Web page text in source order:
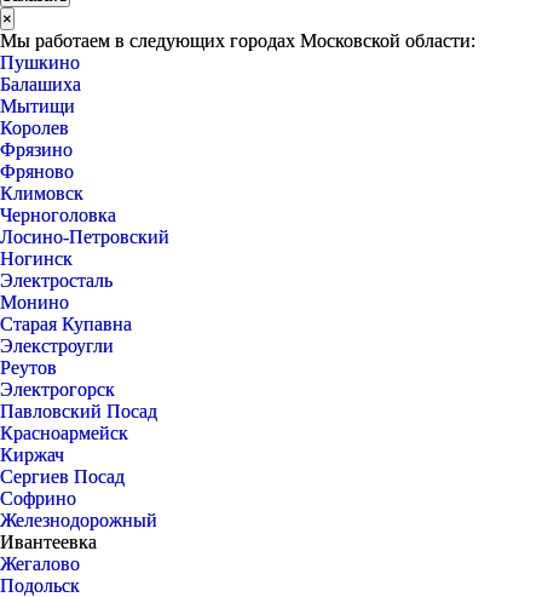
×
Мы работаем в следующих городах Московской области:
Пушкино
Балашиха
Мытищи
Королев
Фрязино
Фряново
Климовск
Черноголовка
Лосино-Петровский
Ногинск
Электросталь
Монино
Старая Купавна
Элекстроугли
Реутов
Электрогорск
Павловский Посад
Красноармейск
Киржач
Сергиев Посад
Софрино
Железнодорожный
Ивантеевка
Жегалово
Подольск